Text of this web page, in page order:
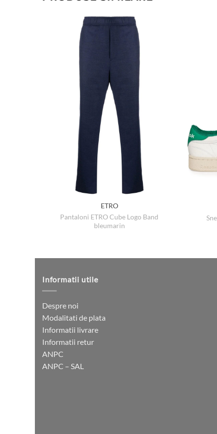
ETRO
Pantaloni ETRO Cube Logo Band
bleumarin
Informatii utile
Despre noi
Modalitati de plata
Informatii livrare
Informatii retur
ANPC
ANPC – SAL